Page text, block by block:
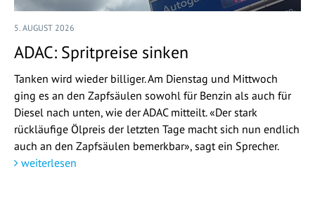
5. AUGUST 2026
ADAC: Spritpreise sinken
Tanken wird wieder billiger. Am Dienstag und Mittwoch
ging es an den Zapfsäulen sowohl für Benzin als auch für
Diesel nach unten, wie der ADAC mitteilt. «Der stark
rückläufige Ölpreis der letzten Tage macht sich nun endlich
auch an den Zapfsäulen bemerkbar», sagt ein Sprecher.
weiterlesen